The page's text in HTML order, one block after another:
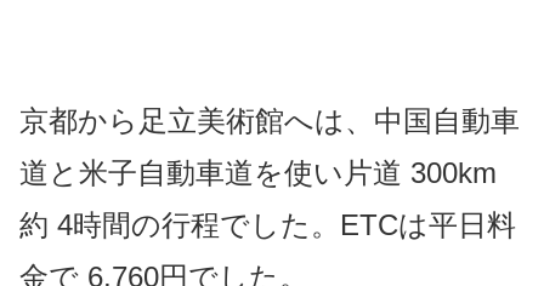
京都から足立美術館へは、中国自動車
道と米子自動車道を使い 片道 300km
約 4時間の行程でした。 ETCは平日料
金で 6,760円でした。